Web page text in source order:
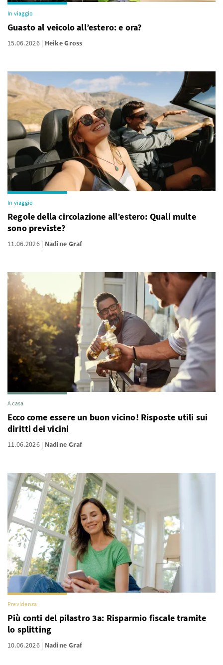
In viaggio
Guasto al veicolo all’estero: e ora?
15.06.2026 Heike Gross
In viaggio
Regole della circolazione all’estero: Quali multe
sono previste?
11.06.2026 Nadine Graf
A casa
Ecco come essere un buon vicino! Risposte utili sui
diritti dei vicini
11.06.2026 Nadine Graf
Previdenza
Più conti del pilastro 3a: Risparmio fiscale tramite
lo splitting
10.06.2026 Nadine Graf